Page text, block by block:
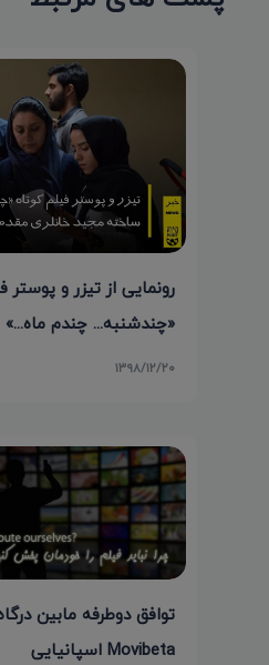
رونمایی از تیزر و پوستر
«چندشنبه... چندم
۱۳۹۸/۱۲/۲۰
توافق دوطرفه مابین
Movibeta اسپانیایی